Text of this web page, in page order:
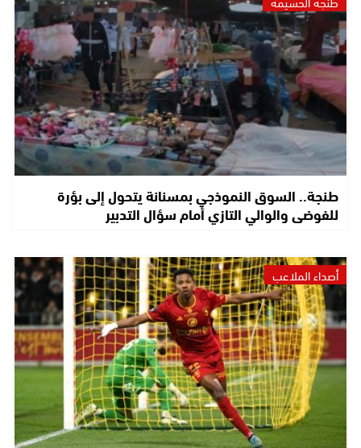
طنجة.. السوق النموذجي بمسنانة يتحول إلى بؤرة
للفوضى والوالي التازي أمام سؤال التدبير
أصداء الملاعب